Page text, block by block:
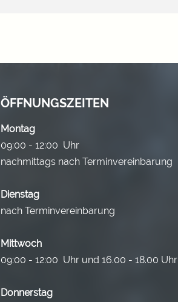
ÖFFNUNGSZEITEN
Montag
09:00 - 12:00 Uhr
nachmittags nach Terminvereinbarung
Dienstag
nach Terminvereinbarung
Mittwoch
09:00 - 12:00 Uhr und 16.00 - 18.00 Uhr
Donnerstag